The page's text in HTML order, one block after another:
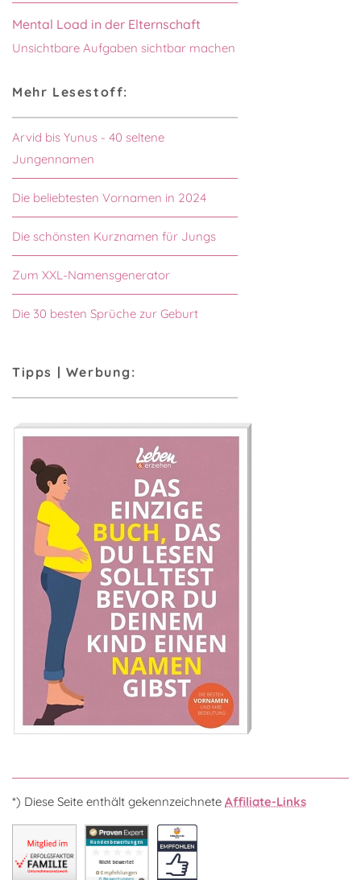
Mental Load in der Elternschaft
Unsichtbare Aufgaben sichtbar machen
Mehr Lesestoff:
Arvid bis Yunus - 40 seltene
Jungennamen
Die beliebtesten Vornamen in 2024
Die schönsten Kurznamen für Jungs
Zum XXL-Namensgenerator
Die 30 besten Sprüche zur Geburt
Tipps | Werbung:
*) Diese Seite enthält gekennzeichnete Affiliate-Links